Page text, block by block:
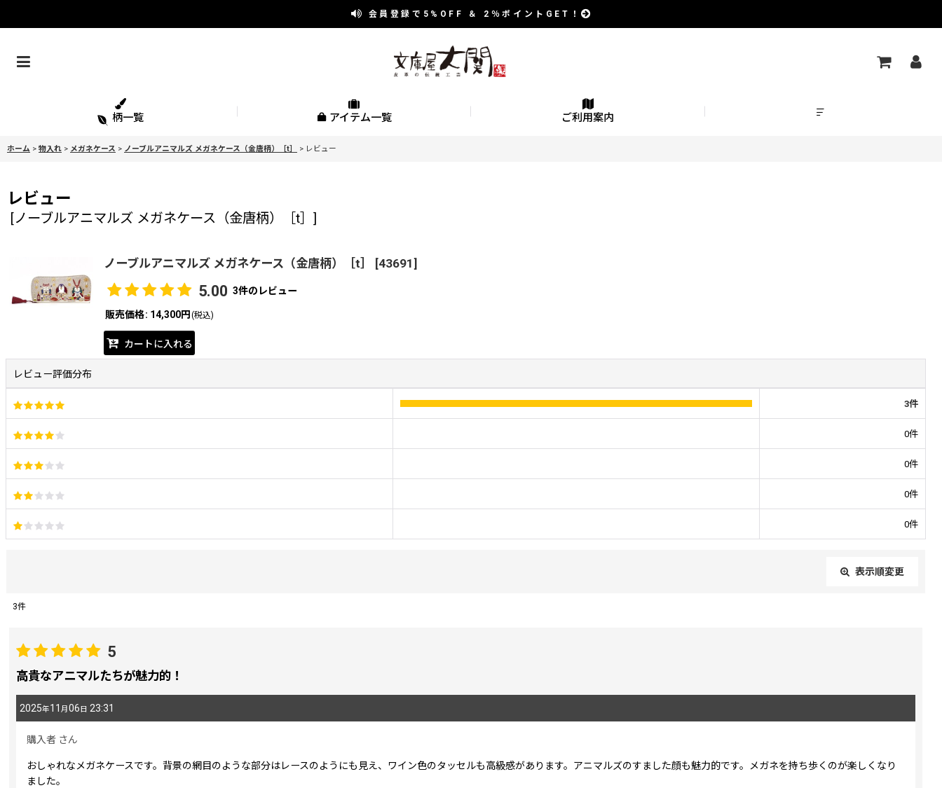
会員登録で 5%OFF ＆ 2％ポイントGET！
柄一覧 アイテム一覧 ご利用案内
ホーム > 物入れ > メガネケース > ノーブルアニマルズ メガネケース（金唐柄）［t］ > レビュー
レビュー
[ノーブルアニマルズ メガネケース（金唐柄）［t］ ]
ノーブルアニマルズ メガネケース（金唐柄）［t］ [43691]
5.00 3件のレビュー
販売価格: 14,300円 (税込)
カートに入れる
レビュー評価分布
3件
0件
0件
0件
0件
表示順変更
期間:
画像:
星の数
3件
5
高貴なアニマルたちが魅力的！
2025年11 月 06 日 23:31
購入者 さん
おしゃれなメガネケースです。背景の網目のような部分はレースのようにも見え、ワイン色のタッセルも高級感があります。アニマルズのすました顔も魅力的です。メガネを持ち歩くのが楽しくなり
ました。